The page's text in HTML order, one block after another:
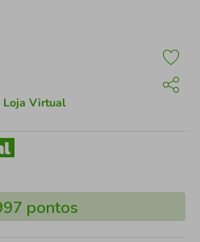
Virtual
pontos